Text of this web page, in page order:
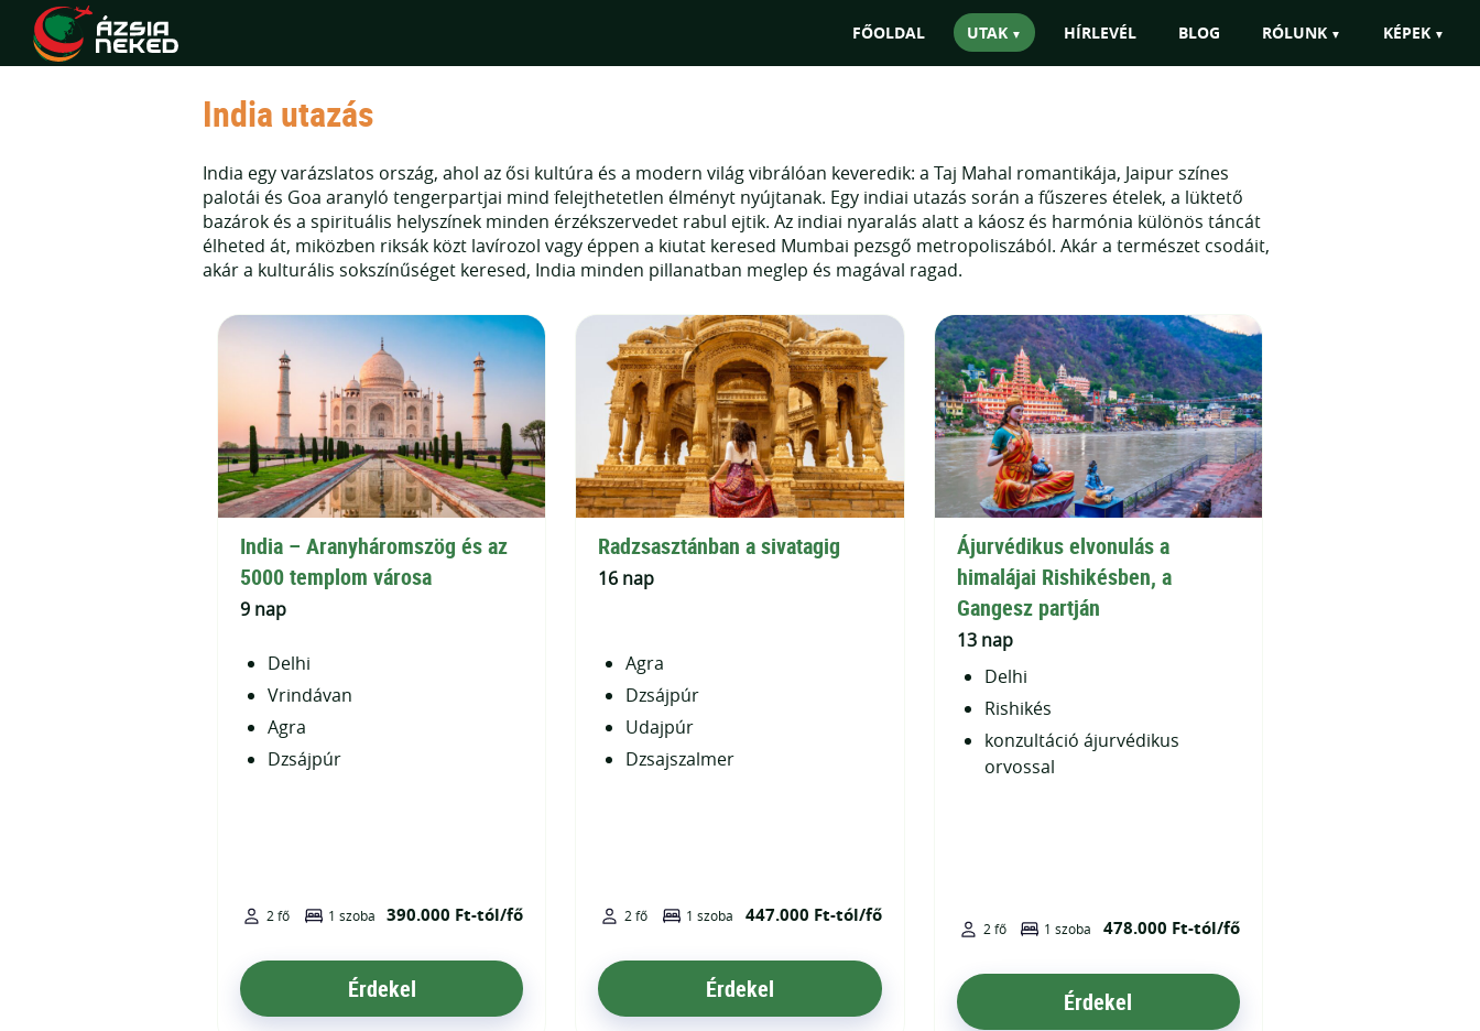
FŐOLDAL UTAK HÍRLEVÉL BLOG RÓLUNK KÉPEK
"Az utakat tudjuk európai átszállással is szervezni!"
India utazás
India egy varázslatos ország, ahol az ősi kultúra és a modern világ vibrálóan keveredik: a Taj Mahal romantikája, Jaipur színes
palotái és Goa aranyló tengerpartjai mind felejthetetlen élményt nyújtanak. Egy indiai utazás során a fűszeres ételek, a lüktető
bazárok és a spirituális helyszínek minden érzékszervedet rabul ejtik. Az indiai nyaralás alatt a káosz és harmónia különös táncát
élheted át, miközben riksák közt lavírozol vagy éppen a kiutat keresed Mumbai pezsgő metropoliszából. Akár a természet csodáit,
akár a kulturális sokszínűséget keresed, India minden pillanatban meglep és magával ragad.
India – Aranyháromszög és az
5000 templom városa
9 nap
Delhi
Vrindávan
Agra
Dzsájpúr
2 fő 1 szoba 390.000 Ft-tól/fő
Érdekel
Radzsasztánban a sivatagig
16 nap
Agra
Dzsájpúr
Udajpúr
Dzsajszalmer
2 fő 1 szoba 447.000 Ft-tól/fő
Érdekel
Ájurvédikus elvonulás a
himalájai Rishikésben, a
Gangesz partján
13 nap
Delhi
Rishikés
konzultáció ájurvédikus
orvossal
2 fő 1 szoba 478.000 Ft-tól/fő
Érdekel